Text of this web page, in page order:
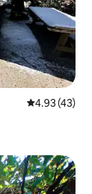
Calificación
4.93 (43)